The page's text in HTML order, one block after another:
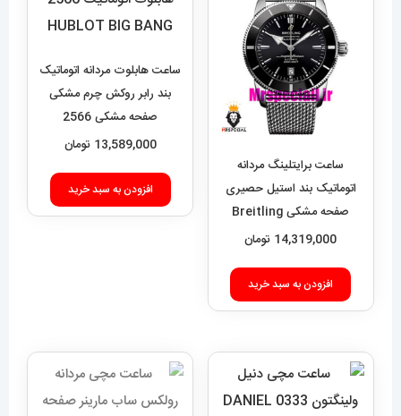
ساعت برایتلینگ مردانه
اتوماتیک بند استیل حصیری
صفحه مشکی Breitling
Super Ocean 020955
14,319,000 تومان
افزودن به سبد خرید
ساعت هابلوت مردانه اتوماتیک
بند رابر روکش چرم مشکی
صفحه مشکی 2566
HUBLOT BIG BANG
13,589,000 تومان
افزودن به سبد خرید